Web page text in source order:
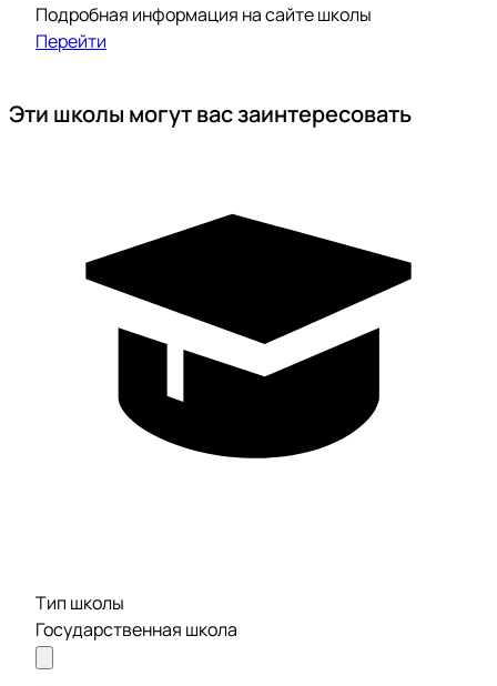
Подробная информация на сайте школы
Перейти
Эти школы могут вас заинтересовать
Тип школы
Государственная школа